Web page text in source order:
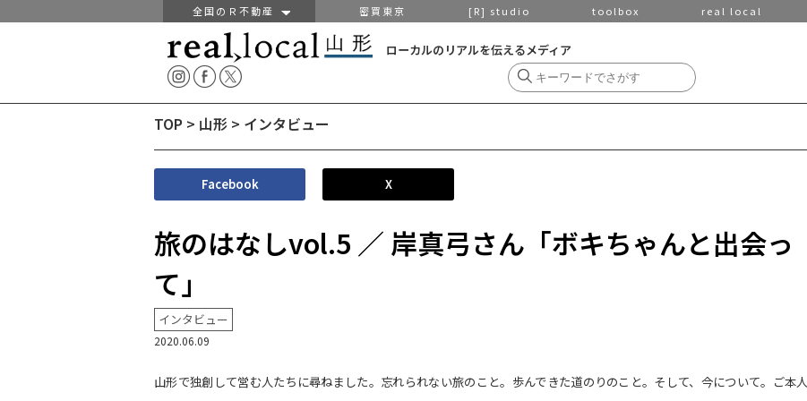
全国のＲ不動産 密買東京 [R] studio toolbox real local
ローカルのリアルを伝えるメディア
TOP > 山形 > インタビュー
Facebook X
旅のはなしvol.5 ／ 岸真弓さん「ボキちゃんと出会っ
て」
インタビュー
2020.06.09
山形で独創して営む人たちに尋ねました。忘れられない旅のこと。歩んできた道のりのこと。そして、今について。ご本人